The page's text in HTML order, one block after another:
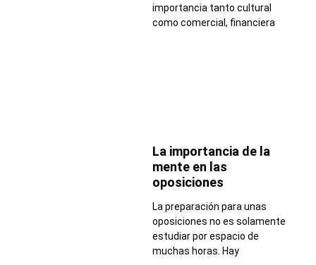
importancia tanto cultural
como comercial, financiera
La importancia de la
mente en las
oposiciones
La preparación para unas
oposiciones no es solamente
estudiar por espacio de
muchas horas. Hay